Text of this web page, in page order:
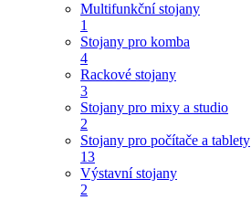
Multifunkční stojany
1
Stojany pro komba
4
Rackové stojany
3
Stojany pro mixy a studio
2
Stojany pro počítače a tablety
13
Výstavní stojany
2